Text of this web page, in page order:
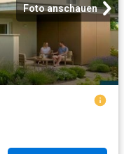
Foto anschauen